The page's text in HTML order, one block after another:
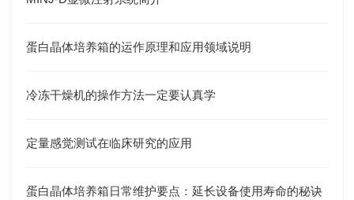
蛋白晶体培养箱的运作原理和应用领域说明
冷冻干燥机的操作方法一定要认真学
定量感觉测试在临床研究的应用
蛋白晶体培养箱日常维护要点：延长设备使用寿命的秘诀